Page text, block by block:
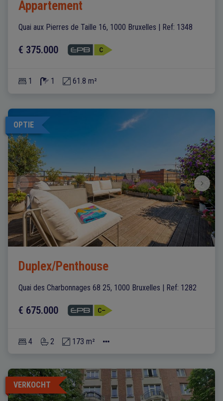
Appartement
Quai aux Pierres de Taille 16, 1000 Bruxelles | Ref: 1348
€ 375.000
1 1 61.8 m²
OPTIE
Duplex/Penthouse
Quai des Charbonnages 68 25, 1000 Bruxelles | Ref: 1282
€ 675.000
4 2 173 m²
VERKOCHT